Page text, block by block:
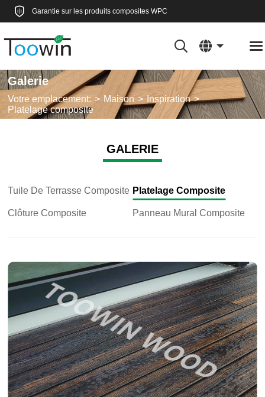
Garantie sur les produits composites WPC
Galerie
Votre emplacement: Maison
Inspiration
Platelage composite
GALERIE
Tuile De Terrasse Composite Platelage Composite
Clôture Composite Panneau Mural Composite